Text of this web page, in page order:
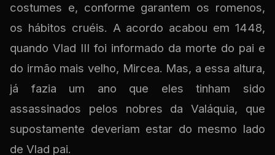
costumes e, conforme garantem os romenos,
os hábitos cruéis. A acordo acabou em 1448,
quando Vlad III foi informado da morte do pai e
do irmão mais velho, Mircea. Mas, a essa altura,
já fazia um ano que eles tinham sido
assassinados pelos nobres da Valáquia, que
supostamente deveriam estar do mesmo lado
de Vlad pai.